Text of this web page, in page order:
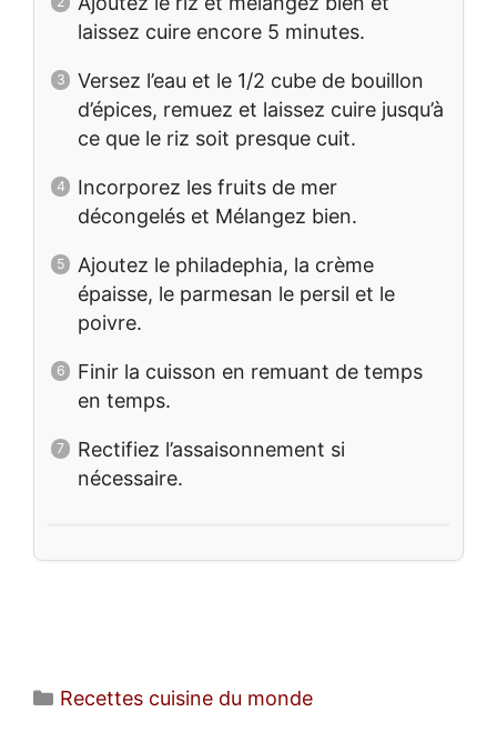
laissez cuire encore 5 minutes.
Versez l’eau et le 1/2 cube de bouillon
d’épices, remuez et laissez cuire jusqu’à
ce que le riz soit presque cuit.
Incorporez les fruits de mer
décongelés et Mélangez bien.
Ajoutez le philadephia, la crème
épaisse, le parmesan le persil et le
poivre.
Finir la cuisson en remuant de temps
en temps.
Rectifiez l’assaisonnement si
nécessaire.
Catégories
Recettes cuisine du monde